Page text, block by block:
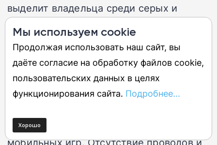
выделит владельца среди серых и
черных наушников.
Спасательный круг для геймеров
Хотя производитель не заявляет о
низкой задержке, как у OnePlus Buds 4 с
равно может использоваться для
мобильных игр. Отсутствие проводов и
Мы используем cookie
Продолжая использовать наш сайт, вы
даёте согласие на обработку файлов cookie,
пользовательских данных в целях
функционирования сайта. Подробнее...